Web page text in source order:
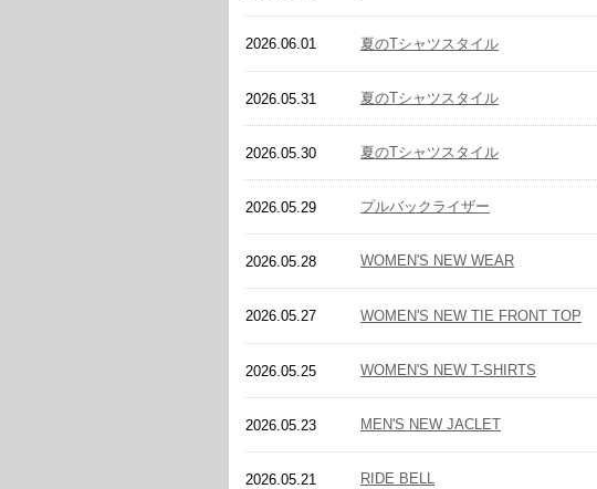
2026.06.01 夏のTシャツスタイル
2026.05.31 夏のTシャツスタイル
2026.05.30 夏のTシャツスタイル
2026.05.29 プルバックライザー
2026.05.28 WOMEN'S NEW WEAR
2026.05.27 WOMEN'S NEW TIE FRONT TOP
2026.05.25 WOMEN'S NEW T-SHIRTS
2026.05.23 MEN'S NEW JACLET
2026.05.21 RIDE BELL